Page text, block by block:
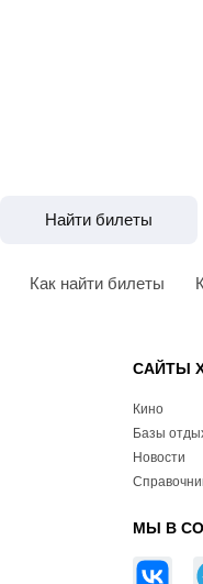
Найти билеты
Как найти билеты
САЙТЫ
Кино
Базы
Новости
МЫ В